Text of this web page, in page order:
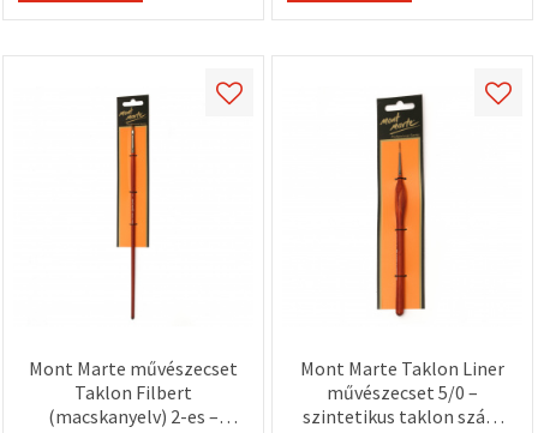
Mont Marte művészecset
Taklon Filbert
(macskanyelv) 2-es –
Mont Marte Taklon Liner
művészecset 5/0 –
szintetikus taklon szálú